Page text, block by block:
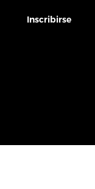
Inscribirse